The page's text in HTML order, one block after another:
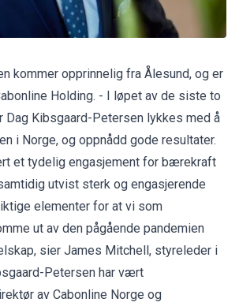
kommer opprinnelig fra Ålesund, og er
Holding. - I løpet av de siste to
Dag Kibsgaard-Petersen lykkes med å
i Norge, og oppnådd gode resultater.
et tydelig engasjement for bærekraft
utvist sterk og engasjerende
elementer for at vi som
ut av den pågående pandemien
sier James Mitchell, styreleder i
Petersen har vært
av Cabonline Norge og